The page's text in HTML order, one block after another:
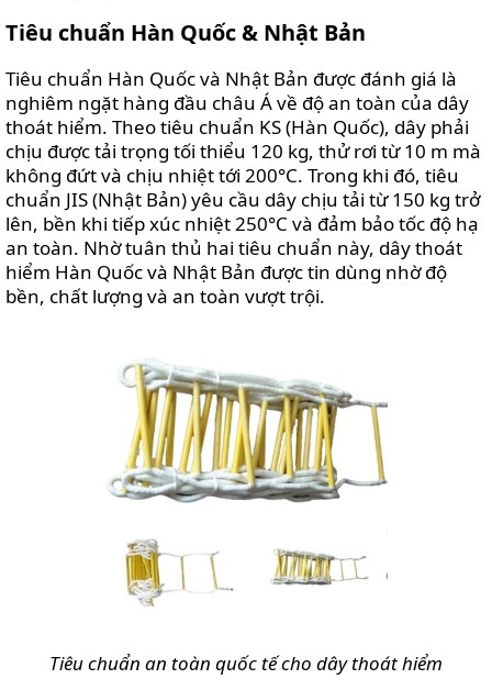
Tiêu chuẩn Hàn Quốc & Nhật Bản
Tiêu chuẩn Hàn Quốc và Nhật Bản được đánh giá là
nghiêm ngặt hàng đầu châu Á về độ an toàn của dây
thoát hiểm. Theo tiêu chuẩn KS (Hàn Quốc), dây phải
chịu được tải trọng tối thiểu 120 kg, thử rơi từ 10 m mà
không đứt và chịu nhiệt tới 200°C. Trong khi đó, tiêu
chuẩn JIS (Nhật Bản) yêu cầu dây chịu tải từ 150 kg trở
lên, bền khi tiếp xúc nhiệt 250°C và đảm bảo tốc độ hạ
an toàn. Nhờ tuân thủ hai tiêu chuẩn này, dây thoát
hiểm Hàn Quốc và Nhật Bản được tin dùng nhờ độ
bền, chất lượng và an toàn vượt trội.
Tiêu chuẩn an toàn quốc tế cho dây thoát hiểm